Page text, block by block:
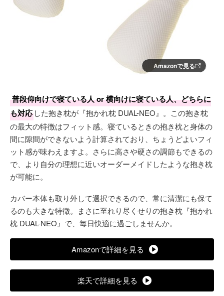
Amazonで見る
普段仰向けで寝ている人 or 横向けに寝ている人、どちらに
も対応 した抱き枕が『抱かれ枕 DUAL-NEO』。この抱き枕
の最大の特徴はフィット感。寝ているときの抱き枕と身体の
間に隙間ができないよう計算されており、ちょうどよいフィ
ット感が味わえますよ。さらに高さや硬さの調節もできるの
で、より自分の理想に近いオーダーメイドしたような抱き枕
が可能に。
カバー本体も取り外して選択できるので、常に清潔にも保て
るのも大きな特徴。まさに至れり尽くせりの抱き枕『抱かれ
枕 DUAL-NEO』で、毎日快適に過ごしませんか。
Amazonで詳細を見る
楽天で詳細を見る